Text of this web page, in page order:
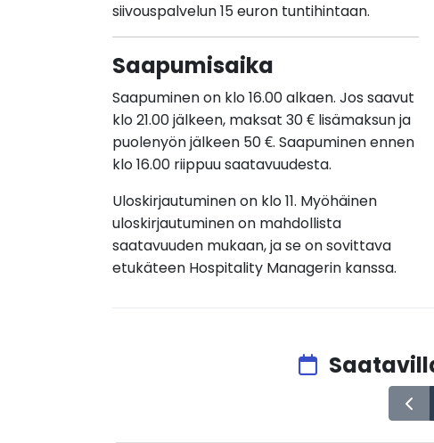
siivouspalvelun 15 euron tuntihintaan.
Saapumisaika
Saapuminen on klo 16.00 alkaen. Jos saavut
klo 21.00 jälkeen, maksat 30 € lisämaksun ja
puolenyön jälkeen 50 €. Saapuminen ennen
klo 16.00 riippuu saatavuudesta.
Uloskirjautuminen on klo 11. Myöhäinen
uloskirjautuminen on mahdollista
saatavuuden mukaan, ja se on sovittava
etukäteen Hospitality Managerin kanssa.